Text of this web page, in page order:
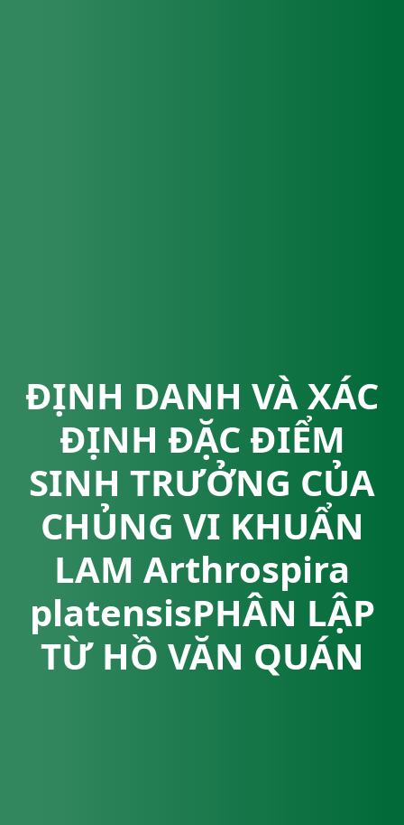
ĐỊNH DANH VÀ XÁC
ĐỊNH ĐẶC ĐIỂM
SINH TRƯỞNG CỦA
CHỦNG VI KHUẨN
LAM Arthrospira
platensisPHÂN LẬP
TỪ HỒ VĂN QUÁN